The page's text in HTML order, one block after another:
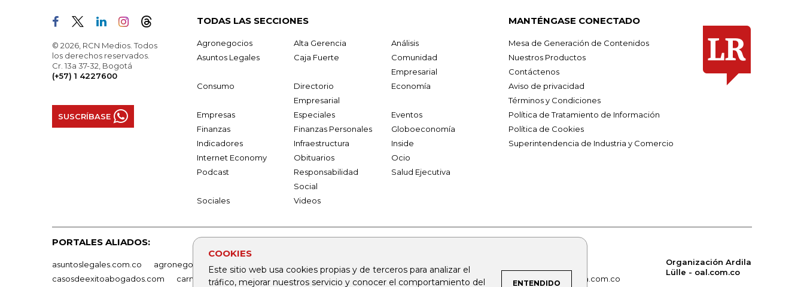
COOKIES
Este sitio web usa cookies propias y de terceros para analizar el
tráfico, mejorar nuestros servicio y conocer el comportamiento del
ENTENDIDO
© 2026, RCN Medios. Todos
los derechos reservados.
Cr. 13a 37-32, Bogotá
(+57) 1 4227600
SUSCRÍBASE
TODAS LAS SECCIONES
Agronegocios Alta Gerencia
Análisis
Asuntos Legales
Caja Fuerte
Comunidad
Empresarial
Consumo
Directorio
Empresarial
Economía
Empresas Especiales
Eventos
Finanzas
Finanzas Personales
Globoeconomía
Indicadores
Infraestructura
Inside
Internet Economy
Obituarios
Ocio
Podcast
Responsabilidad
Social
Salud Ejecutiva
Sociales Videos
MANTÉNGASE CONECTADO
Mesa de Generación de Contenidos
Nuestros Productos
Contáctenos
Aviso de privacidad
Términos y Condiciones
Política de Tratamiento de Información
Política de Cookies
Superintendencia de Industria y Comercio
PORTALES ALIADOS:
asuntoslegales.com.co agronegocios.co empresas.larepublica.co firmasdeabogados.com
bolsaencolombia.com
casosdeexitoabogados.com
carnavalindustriacultural.com canalrcn.com rcnradio.com noticiasrcn.com lafm.com.co alerta.com.co
Organización Ardila
Lülle - oal.com.co